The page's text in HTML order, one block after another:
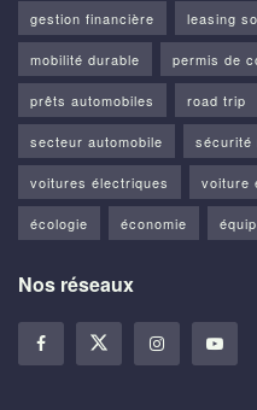
gestion financière leasing
mobilité durable permis de
prêts automobiles road trip
secteur automobile sécurité
voitures électriques voiture
écologie économie
Nos réseaux